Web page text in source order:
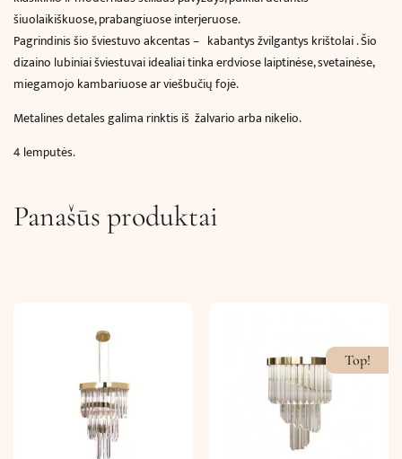
šiuolaikiškuose, prabangiuose interjeruose.
Pagrindinis šio šviestuvo akcentas – kabantys žvilgantys krištolai . Šio
dizaino lubiniai šviestuvai idealiai tinka erdviose laiptinėse, svetainėse,
miegamojo kambariuose ar viešbučių fojė.
Metalines detales galima rinktis iš žalvario arba nikelio.
4 lemputės.
Panašūs produktai
Top!